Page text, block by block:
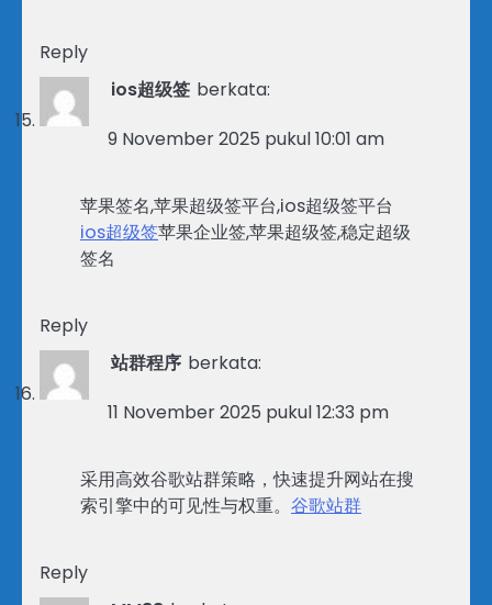
Reply
ios超级签 berkata:
9 November 2025 pukul 10:01 am
苹果签名,苹果超级签平台,ios超级签平台
ios超级签苹果企业签,苹果超级签,稳定超级
签名
Reply
站群程序 berkata:
11 November 2025 pukul 12:33 pm
采用高效谷歌站群策略，快速提升网站在搜
索引擎中的可见性与权重。 谷歌站群
Reply